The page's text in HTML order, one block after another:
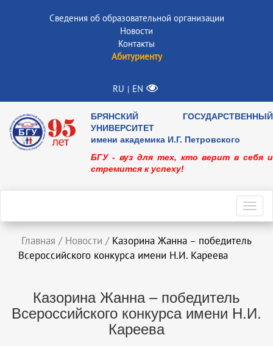
Сведения об образовательной организации
Новости
Контакты
Абитуриенту
RU | EN
БРЯНСКИЙ ГОСУДАРСТВЕННЫЙ
УНИВЕРСИТЕТ
имени академика И.Г. Петровского
БГУ - вуз для тех, кто верит в себя и
стремится к успеху!
Главная / Новости / Казорина Жанна – победитель
Всероссийского конкурса имени Н.И. Кареева
Казорина Жанна – победитель
Всероссийского конкурса имени Н.И.
Кареева